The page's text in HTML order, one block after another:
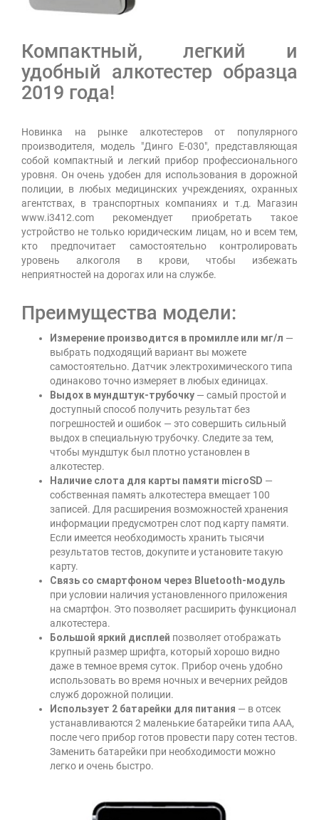
Компактный, легкий и
удобный алкотестер образца
2019 года!
Новинка на рынке алкотестеров от популярного
производителя, модель "Динго Е-030", представляющая
собой компактный и легкий прибор профессионального
уровня. Он очень удобен для использования в дорожной
полиции, в любых медицинских учреждениях, охранных
агентствах, в транспортных компаниях и т.д. Магазин
www.i3412.com рекомендует приобретать такое
устройство не только юридическим лицам, но и всем тем,
кто предпочитает самостоятельно контролировать
уровень алкоголя в крови, чтобы избежать
неприятностей на дорогах или на службе.
Преимущества модели:
Измерение производится в промилле или мг/л —
выбрать подходящий вариант вы можете
самостоятельно. Датчик электрохимического типа
одинаково точно измеряет в любых единицах.
Выдох в мундштук-трубочку — самый простой и
доступный способ получить результат без
погрешностей и ошибок — это совершить сильный
выдох в специальную трубочку. Следите за тем,
чтобы мундштук был плотно установлен в
алкотестер.
Наличие слота для карты памяти microSD —
собственная память алкотестера вмещает 100
записей. Для расширения возможностей хранения
информации предусмотрен слот под карту памяти.
Если имеется необходимость хранить тысячи
результатов тестов, докупите и установите такую
карту.
Связь со смартфоном через Bluetooth-модуль
при условии наличия установленного приложения
на смартфон. Это позволяет расширить функционал
алкотестера.
Большой яркий дисплей позволяет отображать
крупный размер шрифта, который хорошо видно
даже в темное время суток. Прибор очень удобно
использовать во время ночных и вечерних рейдов
служб дорожной полиции.
Использует 2 батарейки для питания — в отсек
устанавливаются 2 маленькие батарейки типа ААА,
после чего прибор готов провести пару сотен тестов.
Заменить батарейки при необходимости можно
легко и очень быстро.